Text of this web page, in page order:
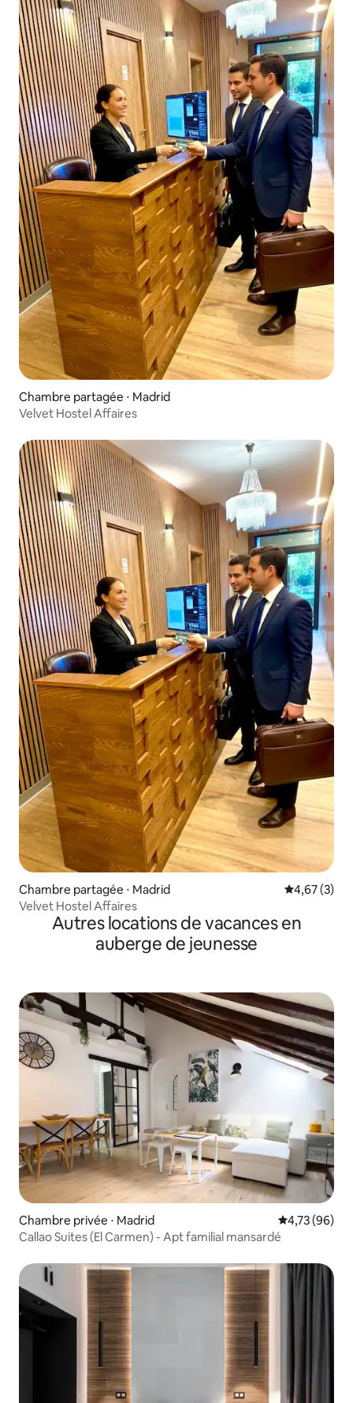
Chambre partagée ⋅ Madrid
Velvet Hostel Affaires
Chambre partagée ⋅ Madrid Évaluation
4,67 (3)
Velvet Hostel Affaires
Autres locations de vacances en
auberge de jeunesse
Chambre privée ⋅ Madrid Évaluation
4,73 (96)
Callao Suites (El Carmen) - Apt familial mansardé